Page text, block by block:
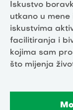
Iskustvo
utkano u
iskustvima
facilitiranja i
kojima sam
što mijenja